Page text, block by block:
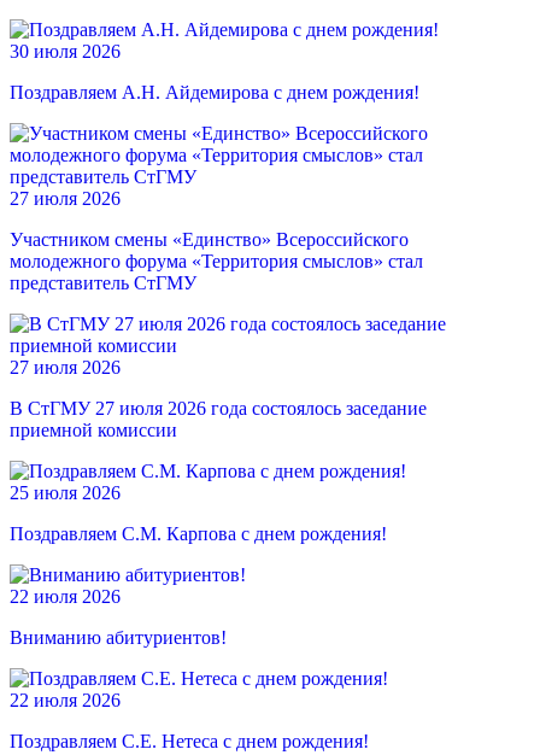
30 июля 2026
Поздравляем А.Н. Айдемирова с днем рождения!
27 июля 2026
Участником смены «Единство» Всероссийского
молодежного форума «Территория смыслов» стал
представитель СтГМУ
27 июля 2026
В СтГМУ 27 июля 2026 года состоялось заседание
приемной комиссии
25 июля 2026
Поздравляем С.М. Карпова с днем рождения!
22 июля 2026
Вниманию абитуриентов!
22 июля 2026
Поздравляем С.Е. Нетеса с днем рождения!